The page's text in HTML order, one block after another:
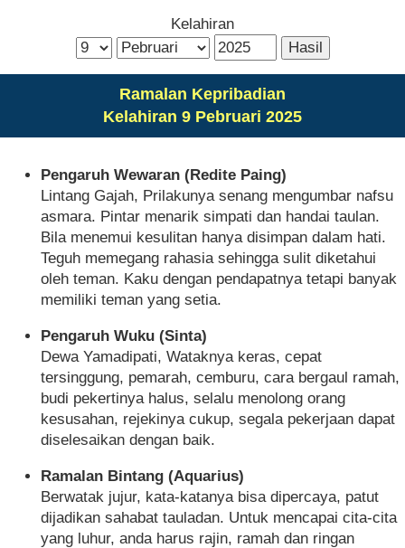
Kelahiran
Ramalan Kepribadian
Kelahiran 9 Pebruari 2025
Pengaruh Wewaran (Redite Paing)
Lintang Gajah, Prilakunya senang mengumbar nafsu
asmara. Pintar menarik simpati dan handai taulan.
Bila menemui kesulitan hanya disimpan dalam hati.
Teguh memegang rahasia sehingga sulit diketahui
oleh teman. Kaku dengan pendapatnya tetapi banyak
memiliki teman yang setia.
Pengaruh Wuku (Sinta)
Dewa Yamadipati, Wataknya keras, cepat
tersinggung, pemarah, cemburu, cara bergaul ramah,
budi pekertinya halus, selalu menolong orang
kesusahan, rejekinya cukup, segala pekerjaan dapat
diselesaikan dengan baik.
Ramalan Bintang (Aquarius)
Berwatak jujur, kata-katanya bisa dipercaya, patut
dijadikan sahabat tauladan. Untuk mencapai cita-cita
yang luhur, anda harus rajin, ramah dan ringan